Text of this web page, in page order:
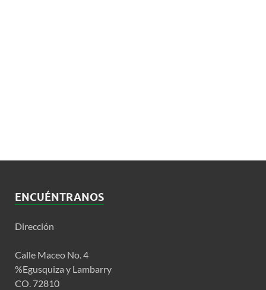
ENCUÉNTRANOS
Dirección
Calle Maceo No. 4
%Egusquiza y Lambarry
CO. 72810